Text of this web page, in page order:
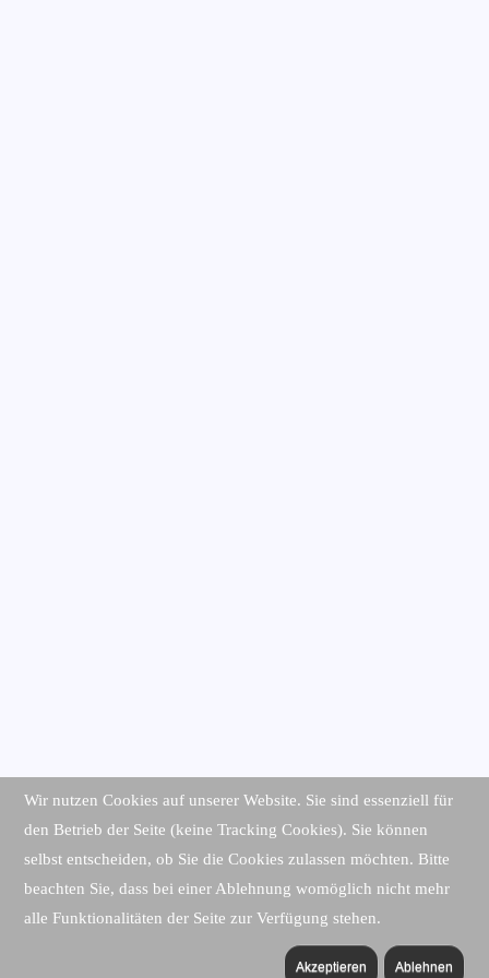
Wir nutzen Cookies auf unserer Website. Sie sind essenziell für
den Betrieb der Seite (keine Tracking Cookies). Sie können
selbst entscheiden, ob Sie die Cookies zulassen möchten. Bitte
beachten Sie, dass bei einer Ablehnung womöglich nicht mehr
alle Funktionalitäten der Seite zur Verfügung stehen.
Akzeptieren Ablehnen